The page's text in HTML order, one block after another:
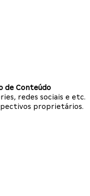
de Conteúdo
redes sociais e etc.
proprietários.